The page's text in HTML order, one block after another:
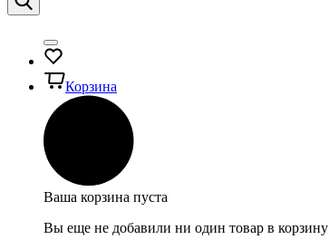
Корзина
Ваша корзина пуста
Вы еще не добавили ни один товар в корзину